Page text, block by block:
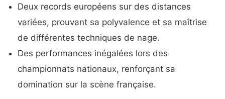
Deux records européens sur des distances
variées, prouvant sa polyvalence et sa maîtrise
de différentes techniques de nage.
Des performances inégalées lors des
championnats nationaux, renforçant sa
domination sur la scène française.